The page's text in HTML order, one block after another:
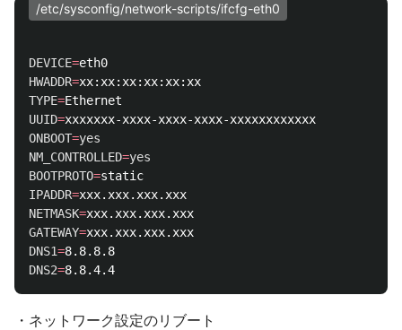
/etc/sysconfig/network-scripts/ifcfg-eth0
DEVICE=
HWADDR=
TYPE=
UUID=
ONBOOT=
NM_CONTROLLED=
BOOTPROTO=
IPADDR=
NETMASK=
GATEWAY=
DNS1=
DNS2=
・ネットワーク設定のリブート